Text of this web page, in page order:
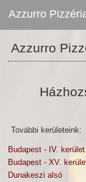
Azzurro
Azzurro
További kerületeink:
Budapest - IV. kerület
Budapest - XV.
Dunakeszi alsó